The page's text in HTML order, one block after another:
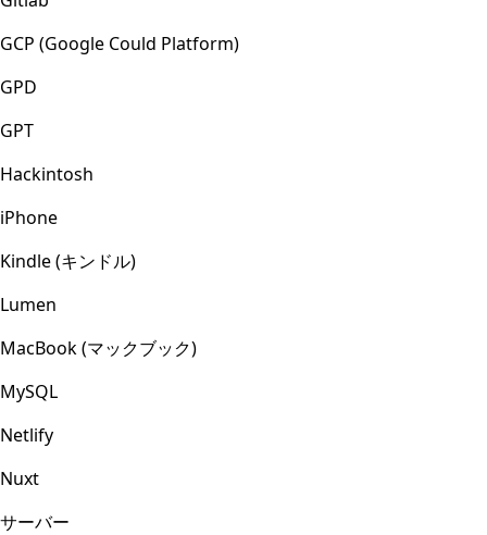
GCP (Google Could Platform)
GPD
GPT
Hackintosh
iPhone
Kindle (キンドル)
Lumen
MacBook (マックブック)
MySQL
Netlify
Nuxt
サーバー